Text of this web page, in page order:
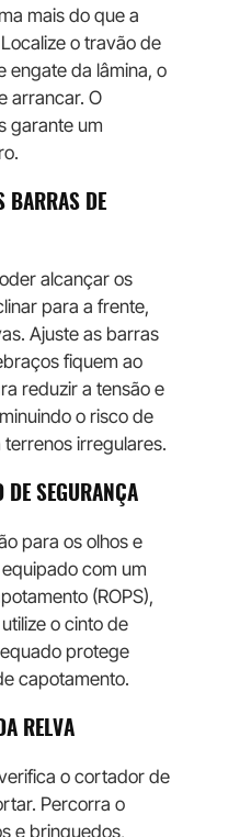
mais do que a
o travão de
engate da lâmina, o
arrancar. O
garante um
BARRAS DE
alcançar os
para a frente,
Ajuste as barras
fiquem ao
reduzir a tensão e
o risco de
irregulares.
DE SEGURANÇA
para os olhos e
com um
(ROPS),
o cinto de
protege
capotamento.
RELVA
o cortador de
Percorra o
e brinquedos,